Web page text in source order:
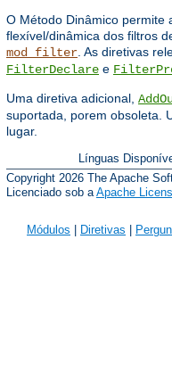
O Método Dinâmico permite
flexível/dinâmica dos filtros
mod_filter . As diretivas
FilterDeclare e
Uma diretiva adicional,
suportada, porem obsoleta.
lugar.
Línguas
Copyright 2026 The Apache
Licenciado sob aApache
Módulos Diretivas